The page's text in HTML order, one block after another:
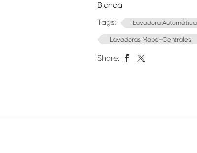
Blanca
Tags:
Lavadora Automática
Lavadoras Mabe-Centrales
Share: